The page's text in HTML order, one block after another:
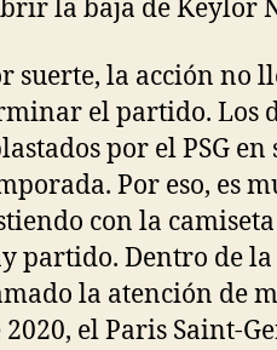
la baja de Keylor
suerte, la acción no
el partido. Los
por el PSG
Por eso, es
con la
partido. Dentro de la
la atención de
2020, el Paris Saint-